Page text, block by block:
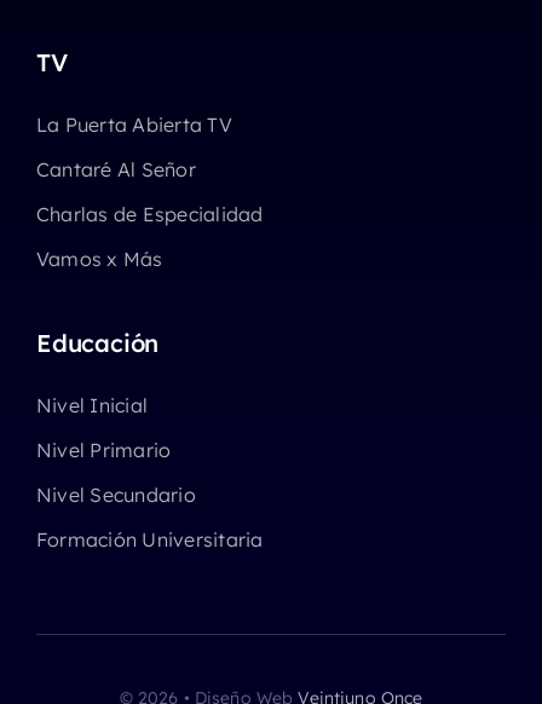
TV
La Puerta Abierta TV
Cantaré Al Señor
Charlas de Especialidad
Vamos x Más
Educación
Nivel Inicial
Nivel Primario
Nivel Secundario
Formación Universitaria
© 2026 • Diseño WebVeintiuno Once